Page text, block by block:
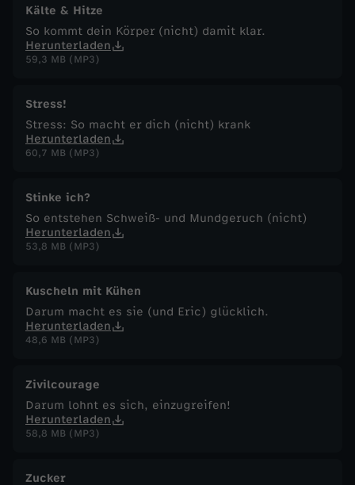
Kälte & Hitze
So kommt dein Körper (nicht) damit klar.
Herunterladen
59,3 MB (MP3)
Stress!
Stress: So macht er dich (nicht) krank
Herunterladen
60,7 MB (MP3)
Stinke ich?
So entstehen Schweiß- und Mundgeruch (nicht)
Herunterladen
53,8 MB (MP3)
Kuscheln mit Kühen
Darum macht es sie (und Eric) glücklich.
Herunterladen
48,6 MB (MP3)
Zivilcourage
Darum lohnt es sich, einzugreifen!
Herunterladen
58,8 MB (MP3)
Zucker